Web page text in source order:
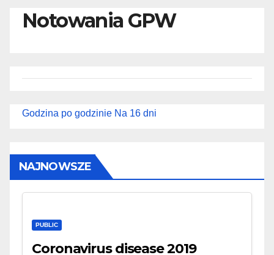
Notowania GPW
Godzina po godzinie Na 16 dni
NAJNOWSZE
PUBLIC
Coronavirus disease 2019